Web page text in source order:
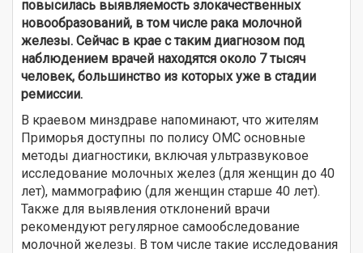
повысилась выявляемость злокачественных
новообразований, в том числе рака молочной
железы. Сейчас в крае с таким диагнозом под
наблюдением врачей находятся около 7 тысяч
человек, большинство из которых уже в стадии
ремиссии.
В краевом минздраве напоминают, что жителям
Приморья доступны по полису ОМС основные
методы диагностики, включая ультразвуковое
исследование молочных желез (для женщин до 40
лет), маммографию (для женщин старше 40 лет).
Также для выявления отклонений врачи
рекомендуют регулярное самообследование
молочной железы. В том числе такие исследования